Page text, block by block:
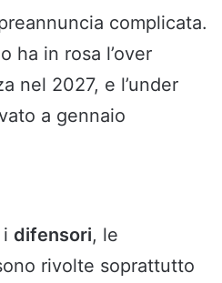
complicata.
ha in rosa l’over
nel 2027, e l’under
a gennaio
difensori, le
rivolte soprattutto